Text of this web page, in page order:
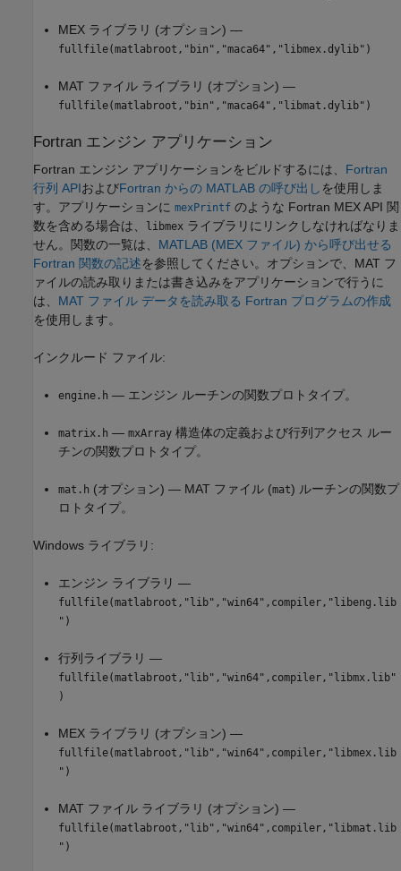
MEX ライブラリ (オプション) —
fullfile(matlabroot,"bin","maca64","libmex.dylib")
MAT ファイル ライブラリ (オプション) —
fullfile(matlabroot,"bin","maca64","libmat.dylib")
Fortran エンジン アプリケーション
Fortran エンジン アプリケーションをビルドするには、 Fortran
行列 APIおよびFortran からの MATLAB の呼び出し を使用しま
す。アプリケーションに mexPrintf のような Fortran MEX API 関
数を含める場合は、
libmex ライブラリにリンクしなければなりま
せん。関数の一覧は、 MATLAB (MEX ファイル) から呼び出せる
Fortran 関数の記述を参照してください。オプションで、MAT フ
ァイルの読み取りまたは書き込みをアプリケーションで行うに
は、 MAT ファイル データを読み取る Fortran プログラムの作成
を使用します。
インクルード ファイル:
engine.h — エンジン ルーチンの関数プロトタイプ。
matrix.h — mxArray 構造体の定義および行列アクセス ルー
チンの関数プロトタイプ。
mat.h (オプション) — MAT ファイル (mat) ルーチンの関数プ
ロトタイプ。
Windows ライブラリ:
エンジン ライブラリ —
fullfile(matlabroot,"lib","win64",compiler,"libeng.lib
")
行列ライブラリ —
fullfile(matlabroot,"lib","win64",compiler,"libmx.lib"
)
MEX ライブラリ (オプション) —
fullfile(matlabroot,"lib","win64",compiler,"libmex.lib
")
MAT ファイル ライブラリ (オプション) —
fullfile(matlabroot,"lib","win64",compiler,"libmat.lib
")